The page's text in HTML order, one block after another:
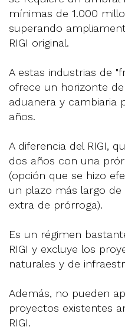
mínimas de 1.000
superando
RIGI original.
A estas industrias de
ofrece un horizonte
aduanera y cambiaria
años.
A diferencia del RIGI,
dos años con una
(opción que se hizo
un plazo más largo de
extra de prórroga).
Es un régimen
RIGI y excluye los
naturales y de
Además, no pueden
proyectos existentes
RIGI.